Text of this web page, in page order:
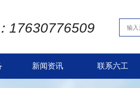
17630776509
新闻资讯 联系六工